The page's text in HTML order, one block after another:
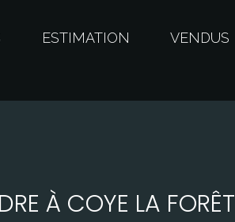
ESTIMATION VENDUS
À COYE LA FORÊT